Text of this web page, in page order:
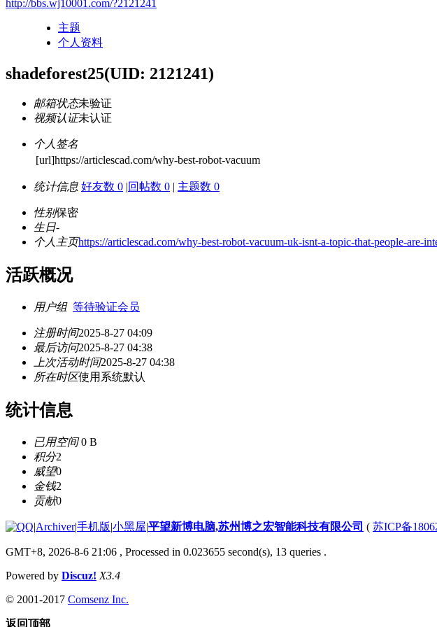
http://bbs.wj10001.com/?2121241
主题
个人资料
shadeforest25(UID: 2121241)
邮箱状态未验证
视频认证未认证
个人签名
[url]https://articlescad.com/why-best-robot-vacuum
统计信息 好友数 0 |回帖数 0 | 主题数 0
性别保密
生日-
个人主页https://articlescad.com/why-best-robot-vacuum-uk-isnt-a-topic-that-people-are-
活跃概况
用户组 等待验证会员
注册时间2025-8-27 04:09
最后访问2025-8-27 04:38
上次活动时间2025-8-27 04:38
所在时区使用系统默认
统计信息
已用空间0 B
积分2
威望0
金钱2
贡献0
|Archiver|手机版|小黑屋|平望新博电脑,苏州博之宏智能科技有限公司 ( 苏ICP备
GMT+8, 2026-8-6 21:06 , Processed in 0.023655 second(s), 13 queries .
Powered by Discuz! X3.4
© 2001-2017 Comsenz Inc.
返回顶部